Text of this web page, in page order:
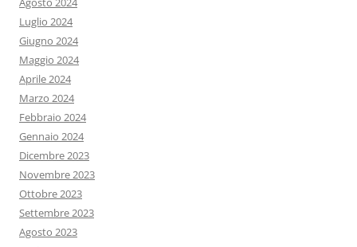
Luglio 2024
Giugno 2024
Maggio 2024
Aprile 2024
Marzo 2024
Febbraio 2024
Gennaio 2024
Dicembre 2023
Novembre 2023
Ottobre 2023
Settembre 2023
Agosto 2023